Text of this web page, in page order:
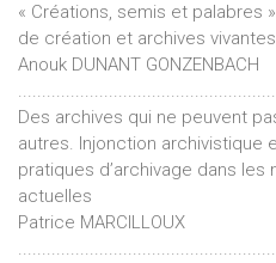
« Créations, semis et palabres
de création et archives vivantes
Anouk DUNANT GONZENBACH
Des archives qui ne peuvent
autres. Injonction archivistique
pratiques d’archivage dans les
actuelles
Patrice MARCILLOUX